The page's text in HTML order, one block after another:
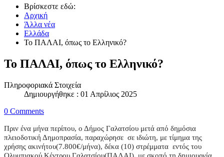
Βρίσκεστε εδώ:
Αρχική
Άλλα νέα
Ελλάδα
Το ΠΑΛΑΙ, όπως το Ελληνικό?
Το ΠΑΛΑΙ, όπως το Ελληνικό?
Πληροφοριακά Στοιχεία
Δημιουργήθηκε : 01 Απρίλιος 2025
0 Comments
Πριν ένα μήνα περίπου, ο Δήμος Γαλατσίου μετά από δημόσια
πλειοδοτική Δημοπρασία, παραχώρησε σε ιδιώτη, με τίμημα της
χρήσης ακινήτου(7.800€/μήνα), δέκα (10) στρέμματα εντός του
Ολυμπιακού Κέντρου Γαλατσίου(ΠΑΛΑΙ), με σκοπό τη δημιουργία